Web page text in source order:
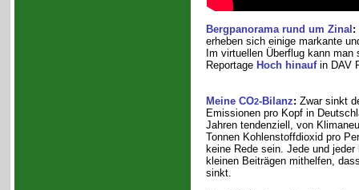
Bergpanorama rund um Zinal :
erheben sich einige markante
Im virtuellen Überflug kann
Reportage Hoch hinaufin DAV
Meine CO2-Bilanz: Zwar sinkt
Emissionen pro Kopf in
Jahren tendenziell, von
Tonnen Kohlenstoffdioxid pro
keine Rede sein. Jede und
kleinen Beiträgen mithelfen,
sinkt.